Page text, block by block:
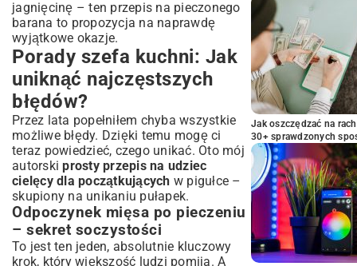
jagnięcinę – ten przepis na pieczonego
barana to propozycja na naprawdę
wyjątkowe okazje.
Porady szefa kuchni: Jak
uniknąć najczęstszych
błędów?
Przez lata popełniłem chyba wszystkie
możliwe błędy. Dzięki temu mogę ci
teraz powiedzieć, czego unikać. Oto mój
autorskiprosty przepis na udziec
cielęcy dla początkujących w pigułce –
skupiony na unikaniu pułapek.
Odpoczynek mięsa po pieczeniu
– sekret soczystości
To jest ten jeden, absolutnie kluczowy
krok, który większość ludzi pomija. A
Jak oszczędzać na
30+ sprawdzonych